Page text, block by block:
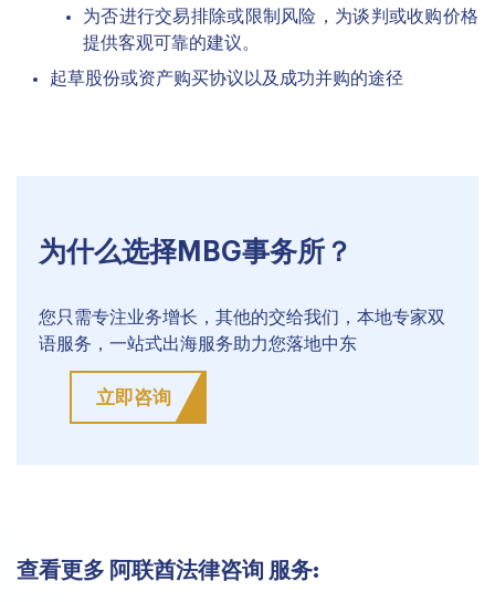
为否进行交易排除或限制风险，为谈判或收购价格
提供客观可靠的建议。
起草股份或资产购买协议以及成功并购的途径
为什么选择MBG事务所？
您只需专注业务增长，其他的交给我们，本地专家双
语服务，一站式出海服务助力您落地中东
立即咨询
查看更多 阿联酋法律咨询 服务: